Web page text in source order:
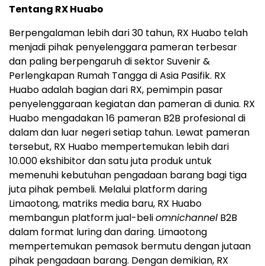
Tentang RX Huabo
Berpengalaman lebih dari 30 tahun, RX Huabo telah
menjadi pihak penyelenggara pameran terbesar
dan paling berpengaruh di sektor Suvenir &
Perlengkapan Rumah Tangga di Asia Pasifik. RX
Huabo adalah bagian dari RX, pemimpin pasar
penyelenggaraan kegiatan dan pameran di dunia. RX
Huabo mengadakan 16 pameran B2B profesional di
dalam dan luar negeri setiap tahun. Lewat pameran
tersebut, RX Huabo mempertemukan lebih dari
10.000 ekshibitor dan satu juta produk untuk
memenuhi kebutuhan pengadaan barang bagi tiga
juta pihak pembeli. Melalui platform daring
Limaotong, matriks media baru, RX Huabo
membangun platform jual-beliomnichannel B2B
dalam format luring dan daring. Limaotong
mempertemukan pemasok bermutu dengan jutaan
pihak pengadaan barang. Dengan demikian, RX